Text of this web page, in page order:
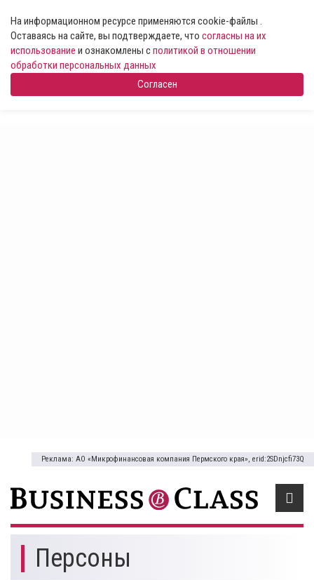
На информационном ресурсе применяются cookie-файлы .
Оставаясь на сайте, вы подтверждаете, что согласны на их
использование и ознакомлены сполитикой в отношении
обработки персональных данных
Согласен
Реклама: АО «Микрофинансовая компания Пермского края», erid:2SDnjcfi73Q
Персоны